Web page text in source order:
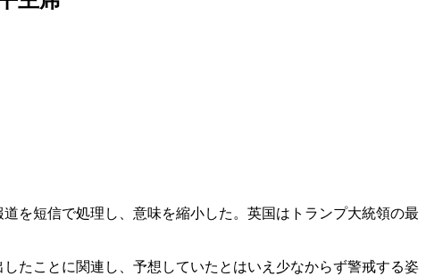
を短信で処理し、意味を縮小した。英国はトランプ大統領の最
たことに関連し、予想していたとはいえ少なからず警戒する姿